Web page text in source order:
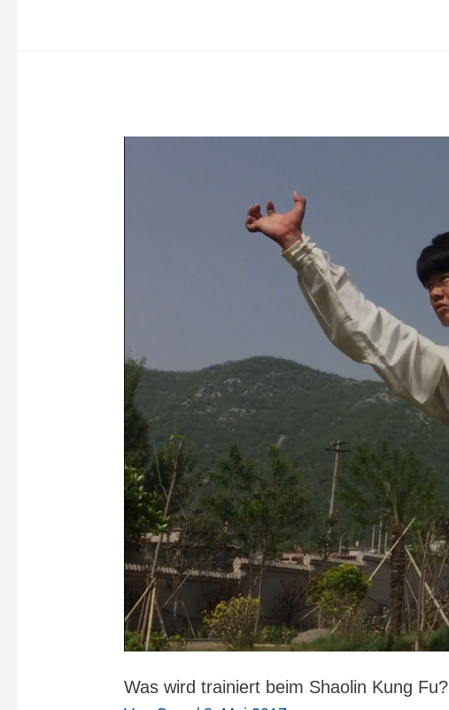
Was wird trainiert beim Shaolin Kung Fu?